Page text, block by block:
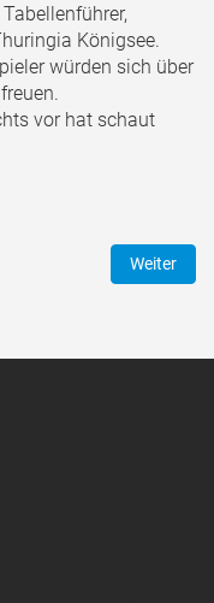
Königsee.
würden sich über
vor hat schaut
erster Sieg - die Möhre
Nächster
Weiter